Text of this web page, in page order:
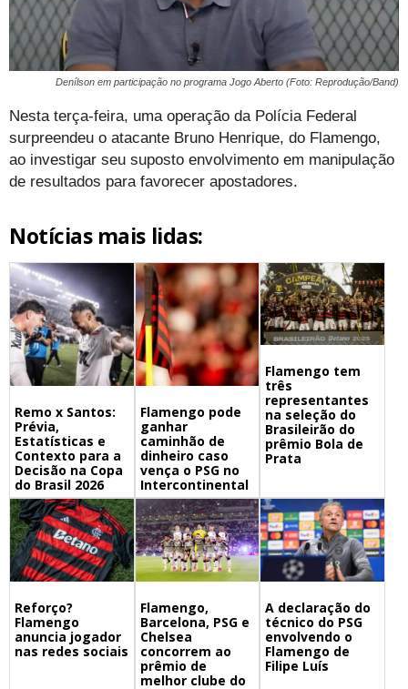
Denílson em participação no programa Jogo Aberto (Foto: Reprodução/Band)
Nesta terça-feira, uma operação da Polícia Federal
surpreendeu o atacante Bruno Henrique, do Flamengo,
ao investigar seu suposto envolvimento em manipulação
de resultados para favorecer apostadores.
Notícias mais lidas:
Remo x Santos:
Prévia,
Estatísticas e
Contexto para a
Decisão na Copa
do Brasil 2026
Flamengo pode
ganhar
caminhão de
dinheiro caso
vença o PSG no
Intercontinental
Flamengo tem
três
representantes
na seleção do
Brasileirão do
prêmio Bola de
Prata
Reforço?
Flamengo
anuncia jogador
nas redes sociais
Flamengo,
Barcelona, PSG e
Chelsea
concorrem ao
prêmio de
melhor clube do
A declaração do
técnico do PSG
envolvendo o
Flamengo de
Filipe Luís